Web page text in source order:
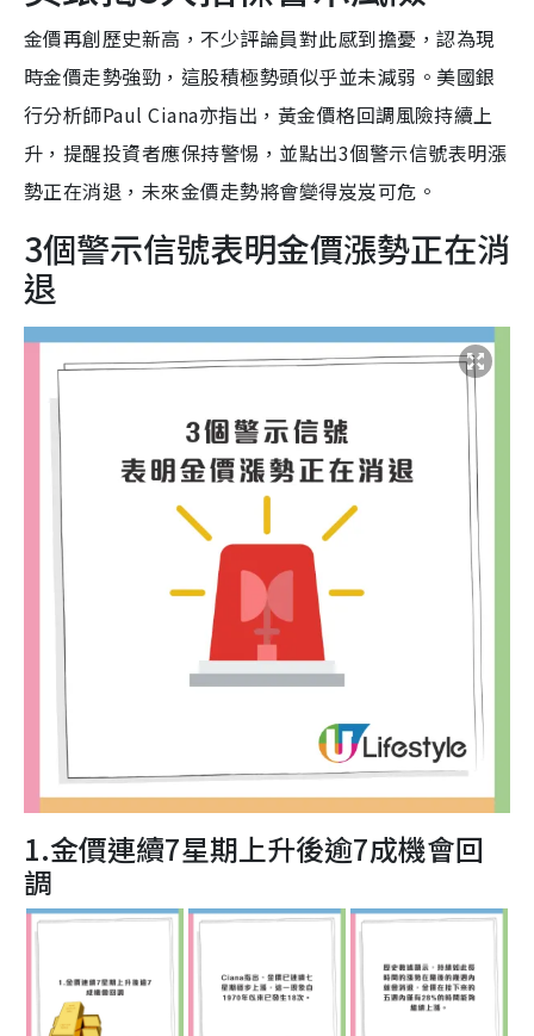
金價再創歷史新高，不少評論員對此感到擔憂，認為現
時金價走勢強勁，這股積極勢頭似乎並未減弱。美國銀
行分析師Paul Ciana亦指出，黃金價格回調風險持續上
升，提醒投資者應保持警惕，並點出3個警示信號表明漲
勢正在消退，未來金價走勢將會變得岌岌可危。
3個警示信號表明金價漲勢正在消
退
1.金價連續7星期上升後逾7成機會回
調